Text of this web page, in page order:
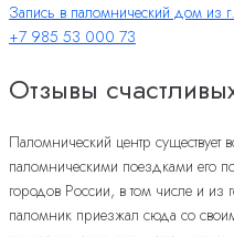
Запись в паломнический дом из
+7 985 53 000 73
Отзывы
Паломнический центр существует
паломническими поездками его
городов России, в том числе и
паломник приезжал сюда со